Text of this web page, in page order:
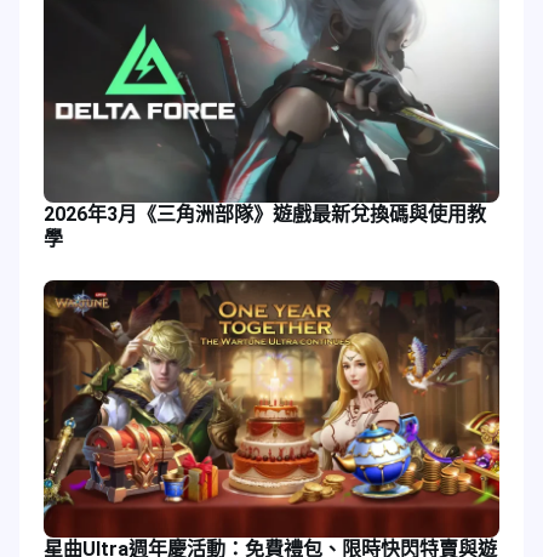
2026年3月《三角洲部隊》遊戲最新兌換碼與使用教
學
星曲Ultra週年慶活動：免費禮包、限時快閃特賣與遊